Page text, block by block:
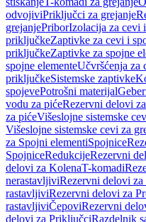
odvojiviPriključci za grejanje
grejanjePriborIzolacija za cevi
priključkeZaptivke za cevi i
priključkeZaptivke za spojne
spojne elementeUčvršćenja za
priključkeSistemske zaptivke
spojevePotrošni materijal
vodu za pićeRezervni delovi
za pićeVišeslojne sistemske
Višeslojne sistemske cevi za
za Spojni elementiSpojnice
SpojniceRedukcijeRezervni
delovi za KolenaT-komadi
nerastavljiviRezervni delovi
rastavljiviRezervni delovi za
rastavljiviČepoviRezervni
delovi za PriključciRazdelnik